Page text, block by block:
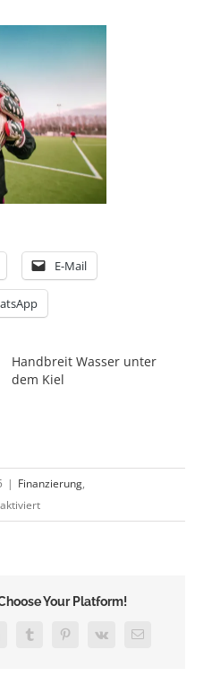
E-Mail
Handbreit Wasser unter
dem Kiel
| Finanzierung,
für
Vielleicht
Torwart?
Your Platform!
TumblrPinterest
Vk
E-